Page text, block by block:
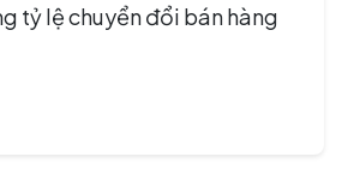
tỷ lệ chuyển đổi bán hàng